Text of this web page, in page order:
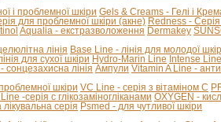
і проблемної шкіри Gels & Creams - Гелі і
для проблемної шкіри (акне) Redness -
Aqualia - екстразволоження Dermakey
лінія Base Line - лінія для молодої
для сухої шкіри Hydro-Marin Line Intense Line
лінія Ампули Vitamin A Line -
шкіри VC Line - серія з вітаміном С
-cерія с глікозаміногліканами OXYGEN -
серія Psmed - для чутливої шкіри